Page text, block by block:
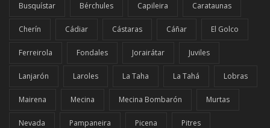
Busquístar Bérchules Capileira Carataunas
Cherín Cádiar Cástaras Cáñar El Golco
Ferreirola Fondales Jorairátar Juviles
Lanjarón Laroles La Taha La Tahá Lobras
Mairena Mecina Mecina Bombarón Murtas
Nevada Pampaneira Picena Pitres